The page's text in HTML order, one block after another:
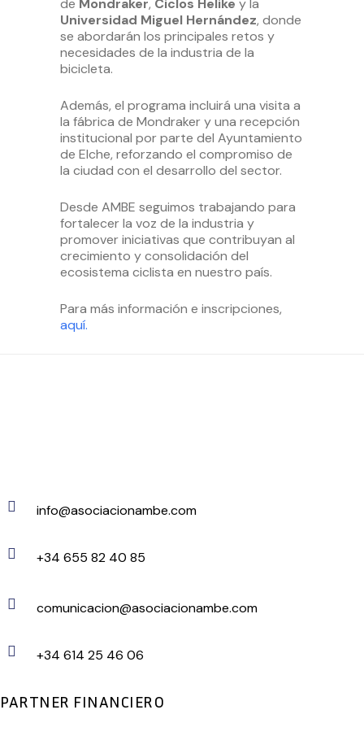
de Mondraker, Ciclos Helike y la
Universidad Miguel Hernández, donde
se abordarán los principales retos y
necesidades de la industria de la
bicicleta.
Además, el programa incluirá una visita a
la fábrica de Mondraker y una recepción
institucional por parte del Ayuntamiento
de Elche, reforzando el compromiso de
la ciudad con el desarrollo del sector.
Desde AMBE seguimos trabajando para
fortalecer la voz de la industria y
promover iniciativas que contribuyan al
crecimiento y consolidación del
ecosistema ciclista en nuestro país.
Para más información e inscripciones,
aquí.
info@asociacionambe.com
+34 655 82 40 85
comunicacion@asociacionambe.com
+34 614 25 46 06
PARTNER FINANCIERO